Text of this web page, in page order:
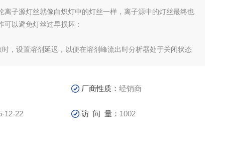
离子源灯丝就像白炽灯中的灯丝一样，离子源中的灯丝最终也
可以避免灯丝过早损坏：
时，设置溶剂延迟，以便在溶剂峰流出时分析器处于关闭状态
厂商性质：经销商
12-22 访 问 量： 1002